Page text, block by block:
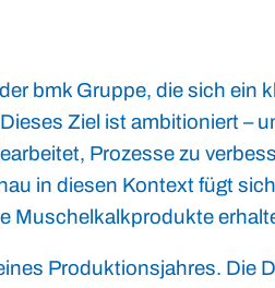
bmk Gruppe, die sich ein
Ziel ist ambitioniert –
Prozesse zu
in diesen Kontext fügt
Muschelkalkprodukte
Produktionsjahres. Die